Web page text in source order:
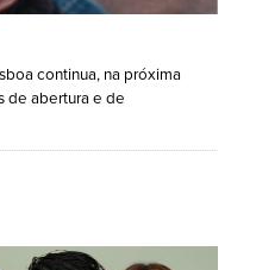
continua, na próxima
de abertura e de